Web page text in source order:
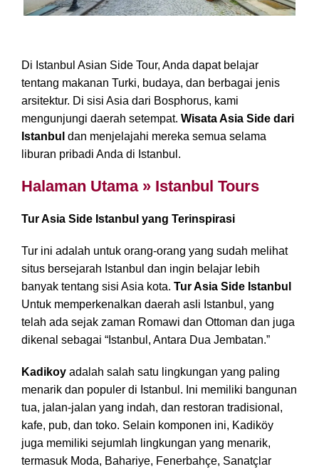
Di Istanbul Asian Side Tour, Anda dapat belajar
tentang makanan Turki, budaya, dan berbagai jenis
arsitektur. Di sisi Asia dari Bosphorus, kami
mengunjungi daerah setempat. Wisata Asia Side dari
Istanbul dan menjelajahi mereka semua selama
liburan pribadi Anda di Istanbul.
Halaman Utama » Istanbul Tours
Tur Asia Side Istanbul yang Terinspirasi
Tur ini adalah untuk orang-orang yang sudah melihat
situs bersejarah Istanbul dan ingin belajar lebih
banyak tentang sisi Asia kota. Tur Asia Side Istanbul
Untuk memperkenalkan daerah asli Istanbul, yang
telah ada sejak zaman Romawi dan Ottoman dan juga
dikenal sebagai “Istanbul, Antara Dua Jembatan.”
Kadikoy adalah salah satu lingkungan yang paling
menarik dan populer di Istanbul. Ini memiliki bangunan
tua, jalan-jalan yang indah, dan restoran tradisional,
kafe, pub, dan toko. Selain komponen ini, Kadiköy
juga memiliki sejumlah lingkungan yang menarik,
termasuk Moda, Bahariye, Fenerbahçe, Sanatçlar